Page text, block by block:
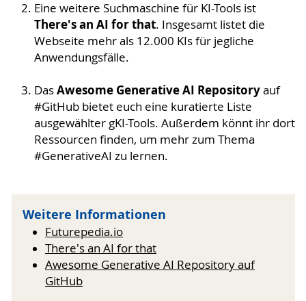
Eine weitere Suchmaschine für KI-Tools ist
There's an AI for that. Insgesamt listet die
Webseite mehr als 12.000 KIs für jegliche
Anwendungsfälle.
DasAwesome Generative AI Repositoryauf
#GitHub bietet euch eine kuratierte Liste
ausgewählter gKI-Tools. Außerdem könnt ihr dort
Ressourcen finden, um mehr zum Thema
#GenerativeAI zu lernen.
Weitere Informationen
Futurepedia.io
There's an AI for that
Awesome Generative AI Repository auf
GitHub